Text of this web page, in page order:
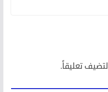
لتضيف تعليقاً.